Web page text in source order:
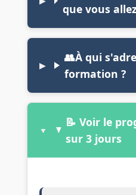
que vous
👥À qui
formation ?
📝 Voir le
sur 3 jours